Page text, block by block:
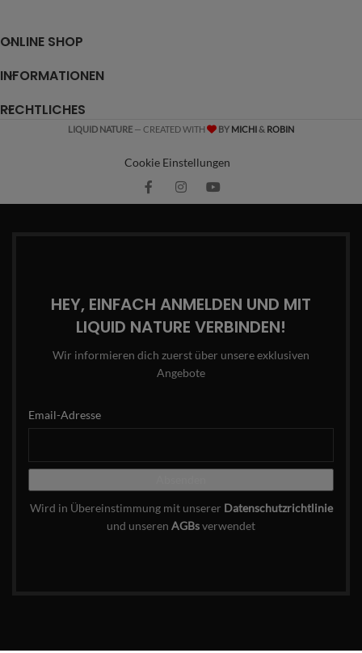
ONLINE SHOP
INFORMATIONEN
RECHTLICHES
LIQUID NATURE — CREATED WITH BY MICHI& ROBIN
Cookie Einstellungen
HEY, EINFACH ANMELDEN UND MIT
LIQUID NATURE VERBINDEN!
Wir informieren dich zuerst über unsere exklusiven
Angebote
Email-Adresse
Wird in Übereinstimmung mit unserer Datenschutzrichtlinie
und unseren AGBsverwendet